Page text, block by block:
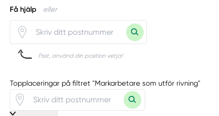
Få hjälp eller
Psst, använd din position vetja!
Topplaceringar på filtret "Markarbetare som utför rivning"